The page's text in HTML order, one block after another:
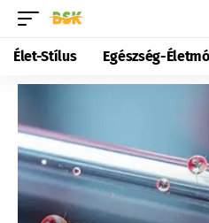
Élet-Stílus Egészség-